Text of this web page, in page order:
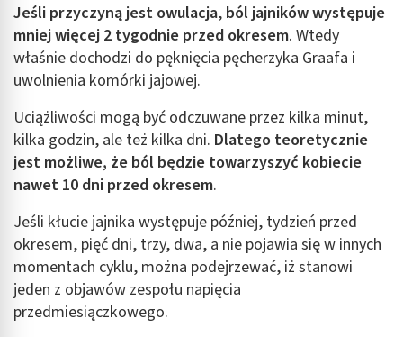
Jeśli przyczyną jest owulacja, ból jajników występuje
mniej więcej 2 tygodnie przed okresem. Wtedy
właśnie dochodzi do pęknięcia pęcherzyka Graafa i
uwolnienia komórki jajowej.
Uciążliwości mogą być odczuwane przez kilka minut,
kilka godzin, ale też kilka dni. Dlatego teoretycznie
jest możliwe, że ból będzie towarzyszyć kobiecie
nawet 10 dni przed okresem.
Jeśli kłucie jajnika występuje później, tydzień przed
okresem, pięć dni, trzy, dwa, a nie pojawia się w innych
momentach cyklu, można podejrzewać, iż stanowi
jeden z objawów zespołu napięcia
przedmiesiączkowego.
Identyfikowanie urządzeń na podstawie
aktywnie żądanych informacji
Cele przetwarzania inne niż IAB:
Niezbędne
Wydajność (Performance)
Reklama / śledzenie